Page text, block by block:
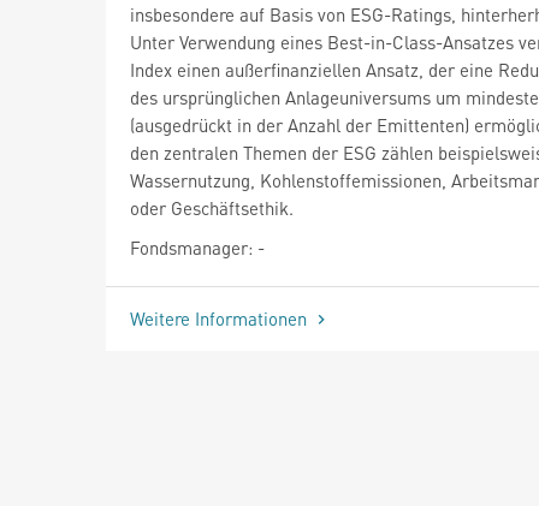
insbesondere auf Basis von ESG-Ratings,
Unter Verwendung eines Best-in-Class-Ansatzes
Index einen außerfinanziellen Ansatz, der eine
des ursprünglichen Anlageuniversums um
(ausgedrückt in der Anzahl der Emittenten)
den zentralen Themen der ESG zählen
Wassernutzung, Kohlenstoffemissionen,
oder Geschäftsethik.
Fondsmanager: -
Weitere Informationen